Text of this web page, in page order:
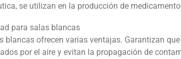
se utilizan en la producción de
para salas blancas
blancas ofrecen varias ventajas. Garantizan
por el aire y evitan la propagación de